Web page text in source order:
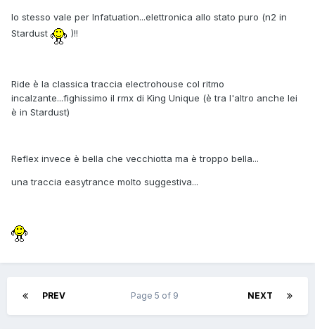
lo stesso vale per Infatuation...elettronica allo stato puro (n2 in
Stardust
)!!
Ride è la classica traccia electrohouse col ritmo
incalzante...fighissimo il rmx di King Unique (è tra l'altro anche lei
è in Stardust)
Reflex invece è bella che vecchiotta ma è troppo bella...
una traccia easytrance molto suggestiva...
PREV NEXT
Page 5 of 9